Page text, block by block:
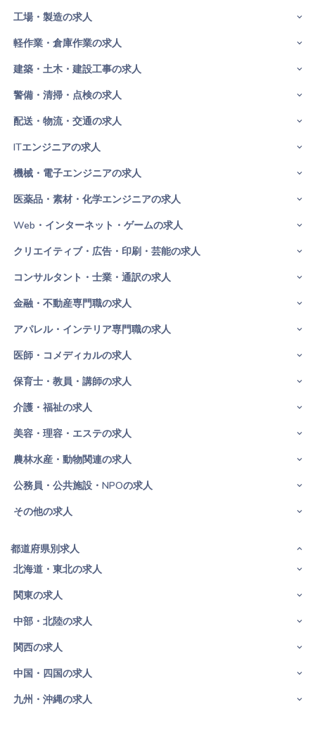
工場・製造の求人
軽作業・倉庫作業の求人
建築・土木・建設工事の求人
警備・清掃・点検の求人
配送・物流・交通の求人
ITエンジニアの求人
機械・電子エンジニアの求人
医薬品・素材・化学エンジニアの求人
Web・インターネット・ゲームの求人
クリエイティブ・広告・印刷・芸能の求人
コンサルタント・士業・通訳の求人
金融・不動産専門職の求人
アパレル・インテリア専門職の求人
医師・コメディカルの求人
保育士・教員・講師の求人
介護・福祉の求人
美容・理容・エステの求人
農林水産・動物関連の求人
公務員・公共施設・NPOの求人
その他の求人
都道府県別求人
北海道・東北の求人
関東の求人
中部・北陸の求人
関西の求人
中国・四国の求人
九州・沖縄の求人